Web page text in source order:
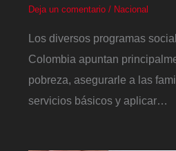
Deja un comentario / Nacional
Los diversos programas
Colombia apuntan
pobreza, asegurarle a las
servicios básicos y aplicar…